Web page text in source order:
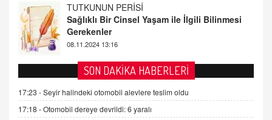
FARUK ÖNALAN
Tezkere Onaylanmasaydı…
2 Kasım 2021 Salı 00:11
AV. DOĞAN CAN DOĞAN
Kişisel verilerin korunması ve dijital hukukun
gelişimi
15.09.2025 16:17
SON DAKİKA HABERLERİ
17:23 -Seyir halindeki otomobil alevlere teslim oldu
17:18 -Otomobil dereye devrildi: 6 yaralı